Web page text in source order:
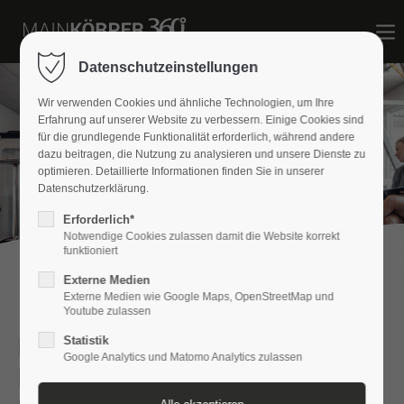
Die Praxis
MAINKÖRPER 360° – Ihr
Partner für Gesundheit und
Datenschutzeinstellungen
Wir verwenden Cookies und ähnliche Technologien, um Ihre
Erfahrung auf unserer Website zu verbessern. Einige Cookies sind
für die grundlegende Funktionalität erforderlich, während andere
dazu beitragen, die Nutzung zu analysieren und unsere Dienste zu
optimieren. Detaillierte Informationen finden Sie in unserer
Datenschutzerklärung.
Erforderlich*
Notwendige Cookies zulassen damit die Website korrekt
funktioniert
Externe Medien
Externe Medien wie Google Maps, OpenStreetMap und
Youtube zulassen
Statistik
Google Analytics und Matomo Analytics zulassen